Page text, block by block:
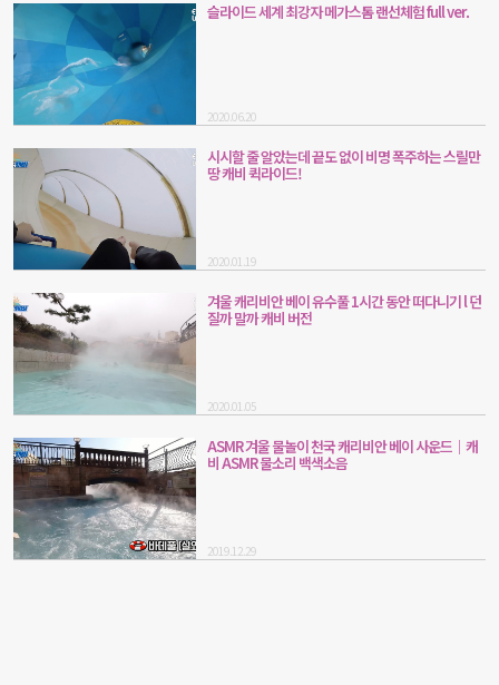
슬라이드 세계 최강자 메가스톰 랜선체험 full ver.
2020.06.20
시시할 줄 알았는데 끝도 없이 비명 폭주하는 스릴만
땅 캐비 퀵라이드!
2020.01.19
겨울 캐리비안 베이 유수풀 1시간 동안 떠다니기 l 던
질까 말까 캐비 버전
2020.01.05
ASMR 겨울 물놀이 천국 캐리비안 베이 사운드｜캐
비 ASMR 물소리 백색소음
2019.12.29